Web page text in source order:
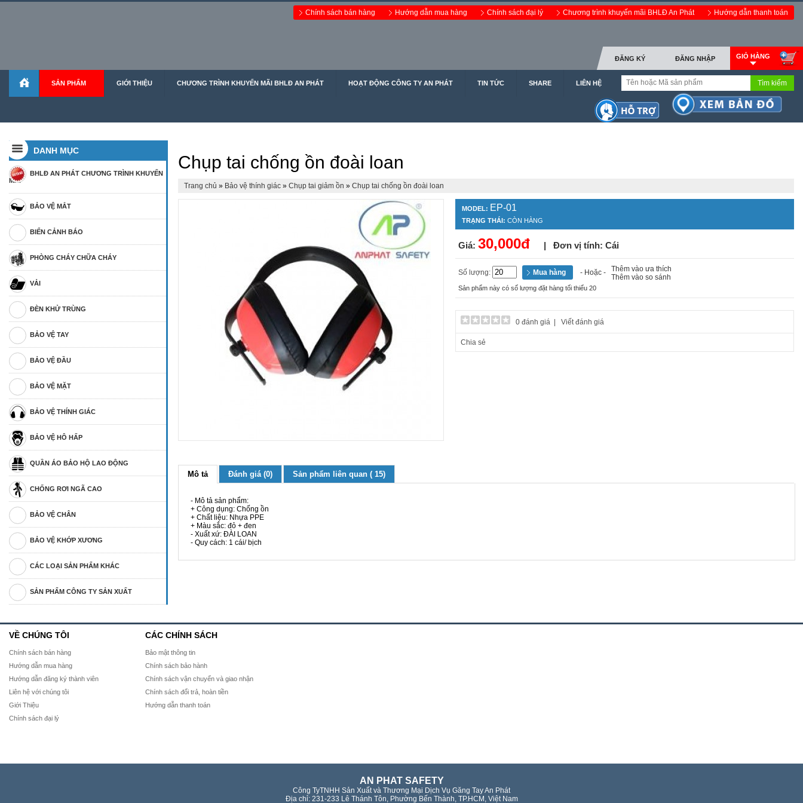
Chính sách bán hàng Hướng dẫn mua hàng Chính sách đại lý Chương trình khuyến mãi BHLĐ An Phát Hướng dẫn thanh toán
GIỎ HÀNG
ĐĂNG NHẬP
ĐĂNG KÝ
SẢN PHẨM GIỚI THIỆU CHƯƠNG TRÌNH KHUYẾN MÃI BHLĐ AN PHÁT HOẠT ĐỘNG CÔNG TY AN PHÁT TIN TỨC SHARE LIÊN HỆ Tìm kiếm
DANH MỤC
BHLĐ AN PHÁT CHƯƠNG TRÌNH KHUYẾN
MÃI
BẢO VỆ MẮT
BIỂN CẢNH BÁO
PHÒNG CHÁY CHỮA CHÁY
VẢI
ĐÈN KHỬ TRÙNG
BẢO VỆ TAY
BẢO VỆ ĐẦU
BẢO VỆ MẶT
BẢO VỆ THÍNH GIÁC
BẢO VỆ HÔ HẤP
QUẦN ÁO BẢO HỘ LAO ĐỘNG
CHỐNG RƠI NGÃ CAO
BẢO VỆ CHÂN
BẢO VỆ KHỚP XƯƠNG
CÁC LOẠI SẢN PHẨM KHÁC
SẢN PHẨM CÔNG TY SẢN XUẤT
Chụp tai chống ồn đoài loan
Trang chủ» Bảo vệ thính giác »Chụp tai giảm ồn »Chụp tai chống ồn đoài loan
MODEL: EP-01
TRẠNG THÁI: CÒN HÀNG
Giá: 30,000đ | Đơn vị tính: Cái
Số lượng: - Hoặc -
Thêm vào ưa thích
Thêm vào so sánh
Sản phẩm này có số lượng đặt hàng tối thiểu 20
0 đánh giá| Viết đánh giá
Chia sẻ
Mô tả Đánh giá (0) Sản phẩm liên quan ( 15)
- Mô tả sản phẩm:
+ Công dụng: Chống ồn
+ Chất liệu: Nhựa PPE
+ Màu sắc: đỏ + đen
- Xuất xứ: ĐÀI LOAN
- Quy cách: 1 cái/ bịch
VỀ CHÚNG TÔI
Chính sách bán hàng
Hướng dẫn mua hàng
Hướng dẫn đăng ký thành viên
Liên hệ với chúng tôi
Giới Thiệu
Chính sách đại lý
CÁC CHÍNH SÁCH
Bảo mật thông tin
Chính sách bảo hành
Chính sách vận chuyển và giao nhận
Chính sách đổi trả, hoàn tiền
Hướng dẫn thanh toán
AN PHAT SAFETY
Công TyTNHH Sản Xuất và Thương Mại Dịch Vụ Găng Tay An Phát
Địa chỉ: 231-233 Lê Thánh Tôn, Phường Bến Thành, TP.HCM, Việt Nam